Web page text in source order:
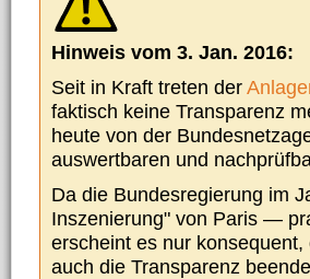
Hinweis vom 3. Jan. 2016:
Seit in Kraft treten der
faktisch keine Transparenz
heute von der
auswertbaren und
Da die Bundesregierung im
Inszenierung" von Paris —
erscheint es nur konsequent,
auch die Transparenz